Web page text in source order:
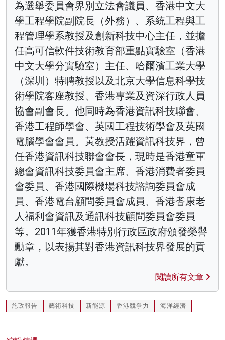
為選舉委員會界別立法會議員、香港中文大
學工程學院副院長（外務）、系統工程與工
程管理學系教授及創新科技中心主任，並擔
任高可信軟件技術教育部重點實驗室（香港
中文大學分實驗室）主任、哈爾濱工業大學
（深圳）特聘教授以及北京大學信息科學技
術學院客座教授、香港專業及資深行政人員
協會副會長。他同時為香港資訊科技聯會、
香港工程師學會、英國工程技術學會及英國
電腦學會會員。黃教授活躍資訊科技界，曾
任香港資訊科技聯會會長，現時是香港童軍
總會資訊科技委員會主席、香港消費者委員
會委員、香港國際機場科技諮詢委員會成
員、香港電台顧問委員會成員、香港耆康老
人福利會資訊及通訊科技顧問委員會委員
等。2011年獲香港特別行政區政府頒發榮譽
勳章，以表揚其對香港資訊科技界發展的貢
獻。
閱讀所有文章
施政報告 藝術科技 新能源 香港競爭力 海洋經濟